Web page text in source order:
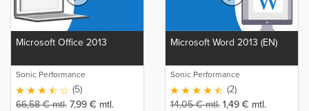
Microsoft Office 2013
Sonic Performance
(5)
66,58€mtl. 7,99 € mtl.
Microsoft Word 2013 (EN)
Sonic Performance
(2)
14,05€mtl. 1,49 € mtl.